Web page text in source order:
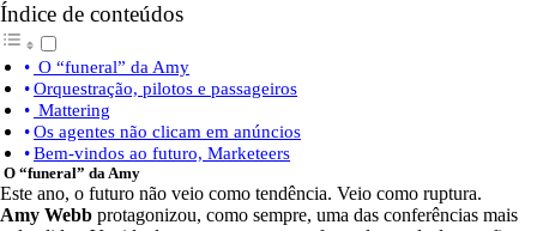
Índice de conteúdos
O “funeral” da Amy
Orquestração, pilotos e passageiros
Mattering
Os agentes não clicam em anúncios
Bem-vindos ao futuro, Marketeers
O “funeral” da Amy
Este ano, o futuro não veio como tendência. Veio como ruptura.
Amy Webb protagonizou, como sempre, uma das conferências mais